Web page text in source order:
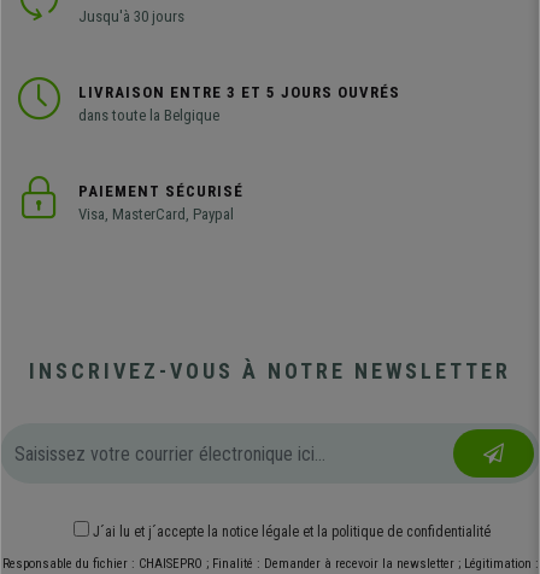
Jusqu'à 30 jours
LIVRAISON ENTRE 3 ET 5 JOURS OUVRÉS
dans toute la Belgique
PAIEMENT SÉCURISÉ
Visa, MasterCard, Paypal
INSCRIVEZ-VOUS À NOTRE NEWSLETTER
J´ai lu et j´accepte la notice légale et la politique de confidentialité
Responsable du fichier : CHAISEPRO ; Finalité : Demander à recevoir la newsletter ; Légitimation :